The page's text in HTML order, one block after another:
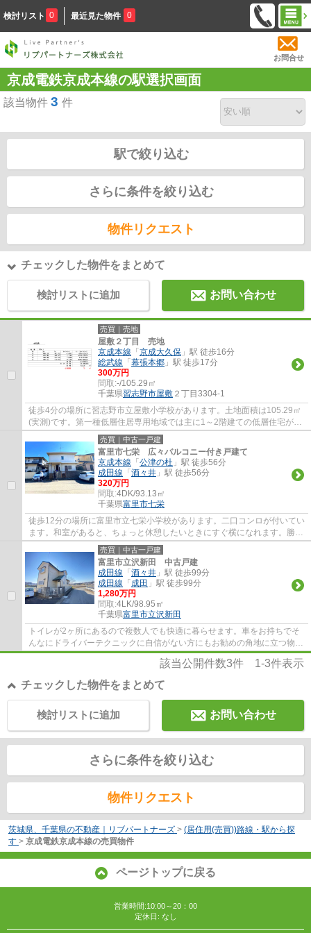
検討リスト 0 最近見た物件 0
お問合せ
京成電鉄京成本線の駅選択画面
該当物件 3 件
駅で絞り込む
さらに条件を絞り込む
物件リクエスト
チェックした物件をまとめて
検討リストに追加 お問い合わせ
売買｜売地
屋敷２丁目 売地
京成本線 「 京成大久保 」駅 徒歩16分
総武線 「 幕張本郷 」駅 徒歩17分
300万円
間取:-/105.29㎡
千葉県習志野市屋敷 ２丁目3304-1
徒歩4分の場所に習志野市立屋敷小学校があります。土地面積は105.29㎡
(実測)です。第一種低層住居専用地域では主に1～2階建ての低層住宅がゆ
ったりと立ち並ぶような住宅街が形成される...
売買｜中古一戸建
富里市七栄 広々バルコニー付き戸建て
京成本線 「 公津の杜 」駅 徒歩56分
成田線 「 酒々井 」駅 徒歩56分
320万円
間取:4DK/93.13㎡
千葉県富里市七栄
徒歩12分の場所に富里市立七栄小学校があります。二口コンロが付いてい
ます。和室があると、ちょっと休憩したいときにすぐ横になれます。勝手
口があるので、換気がしやすいです。まず...
売買｜中古一戸建
富里市立沢新田 中古戸建
成田線 「 酒々井 」駅 徒歩99分
成田線 「 成田 」駅 徒歩99分
1,280万円
間取:4LK/98.95㎡
千葉県富里市立沢新田
トイレが2ヶ所にあるので複数人でも快適に暮らせます。車をお持ちでそ
んなにドライバーテクニックに自信がない方にもお勧めの角地に立つ物件
です。キッチンに窓あり、においや空気の入...
該当公開件数3件 1-3件表示
チェックした物件をまとめて
お問い合わせ
検討リストに追加
さらに条件を絞り込む
物件リクエスト
茨城県、千葉県の不動産｜リブパートナーズ > (居住用(売買))路線・駅から探
す > 京成電鉄京成本線の売買物件
ページトップに戻る
営業時間:10:00～20：00
定休日: なし